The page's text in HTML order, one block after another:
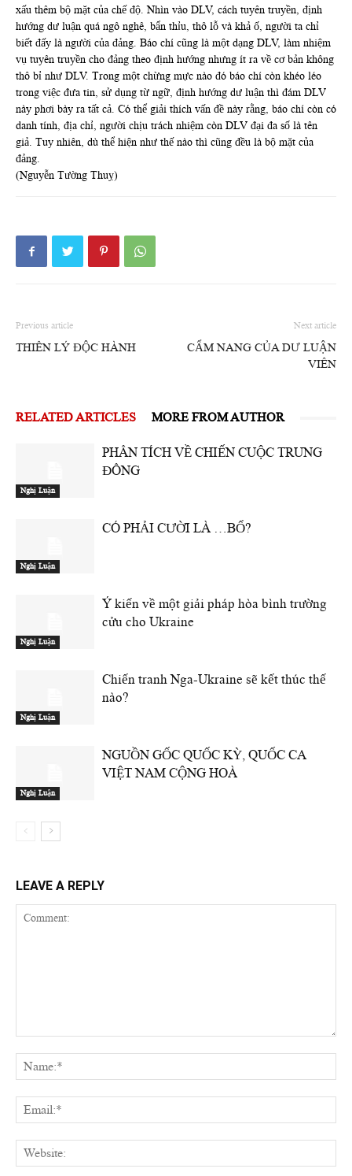
xấu thêm bộ mặt của chế độ. Nhìn vào DLV, cách tuyên truyền, định
hướng dư luận quá ngô nghê, bẩn thỉu, thô lỗ và khả ố, người ta chỉ
biết đấy là người của đảng. Báo chí cũng là một dạng DLV, làm nhiệm
vụ tuyên truyền cho đảng theo định hướng nhưng ít ra về cơ bản không
thô bỉ như DLV. Trong một chừng mực nào đó báo chí còn khéo léo
trong việc đưa tin, sử dụng từ ngữ, định hướng dư luận thì đám DLV
này phơi bày ra tất cả. Có thể giải thích vấn đề này rằng, báo chí còn có
danh tính, địa chỉ, người chịu trách nhiệm còn DLV đại đa số là tên
giả. Tuy nhiên, dù thể hiện như thế nào thì cũng đều là bộ mặt của
đảng.
(Nguyễn Tường Thuỵ)
Previous article
THIÊN LÝ ĐỘC HÀNH
Next article
CẨM NANG CỦA DƯ LUẬN
VIÊN
RELATED ARTICLES MORE FROM AUTHOR
Nghị Luận
PHÂN TÍCH VỀ CHIẾN CUỘC TRUNG
ĐÔNG
Nghị Luận
CÓ PHẢI CƯỜI LÀ …BỔ?
Nghị Luận
Ý kiến về một giải pháp hòa bình trường
cửu cho Ukraine
Nghị Luận
Chiến tranh Nga-Ukraine sẽ kết thúc thế
nào?
Nghị Luận
NGUỒN GỐC QUỐC KỲ, QUỐC CA
VIỆT NAM CỘNG HOÀ
LEAVE A REPLY